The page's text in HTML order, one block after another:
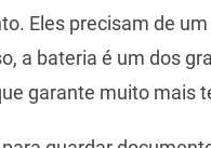
Eles precisam de
a bateria é um dos
garante muito mais